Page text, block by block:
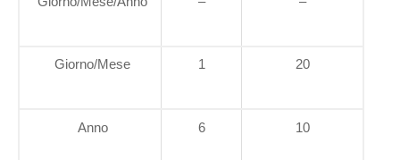
Giorno/Mese 1 20
Anno 6 10